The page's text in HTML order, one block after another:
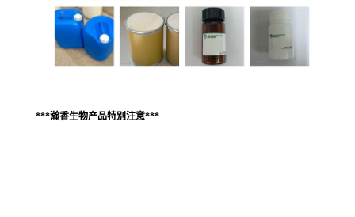
***瀚香生物产品特别注意***